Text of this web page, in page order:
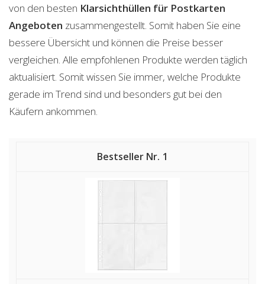
von den besten Klarsichthüllen für Postkarten
Angeboten zusammengestellt. Somit haben Sie eine
bessere Übersicht und können die Preise besser
vergleichen. Alle empfohlenen Produkte werden täglich
aktualisiert. Somit wissen Sie immer, welche Produkte
gerade im Trend sind und besonders gut bei den
Käufern ankommen.
1